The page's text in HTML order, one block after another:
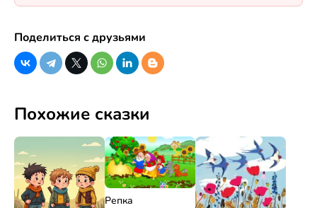
Поделиться с друзьями
Похожие сказки
Репка